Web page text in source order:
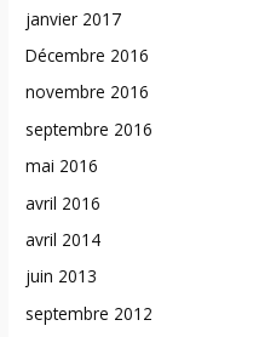
janvier 2017
Décembre 2016
novembre 2016
septembre 2016
mai 2016
avril 2016
avril 2014
juin 2013
septembre 2012